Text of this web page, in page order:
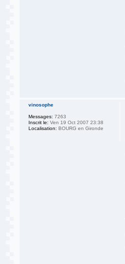
vinosophe
Messages: 7263
Inscrit le: Ven 19 Oct 2007 23:38
Localisation: BOURG en Gironde